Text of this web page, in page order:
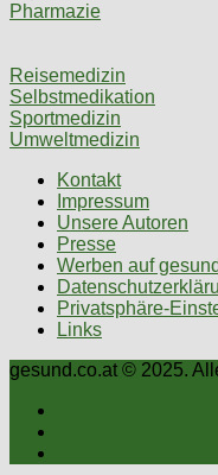
Pharmazie
Reisemedizin
Selbstmedikation
Sportmedizin
Umweltmedizin
Kontakt
Impressum
Unsere Autoren
Presse
Werben auf
Privatsphäre-
Links
gesund.co.at © 2025.